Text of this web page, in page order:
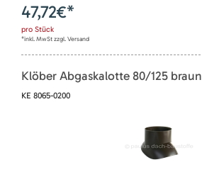
47,72€*
pro Stück
*inkl. MwSt zzgl. Versand
Klöber Abgaskalotte 80/125 braun
KE 8065-0200